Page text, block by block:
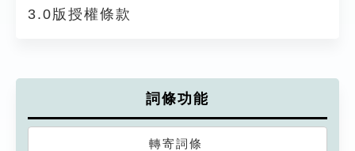
3.0版授權條款
詞條功能
轉寄詞條